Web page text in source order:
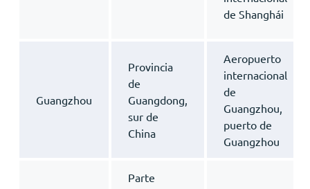
de Shanghái
Guangzhou
Provincia
de
Guangdong,
sur de
China
Aeropuerto
internacional
de
Guangzhou,
puerto de
Guangzhou
Parte